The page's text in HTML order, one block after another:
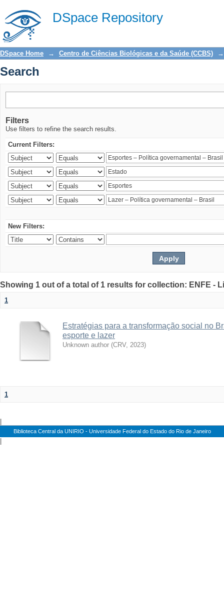
DSpace Repository
Search
DSpace Home → Centro de Ciências Biológicas e da Saúde (CCBS) →
Search
Filters
Use filters to refine the search results.
Current Filters:
New Filters:
Showing 1 out of a total of 1 results for collection: ENFE -
1
Estratégias para a transformação social no
esporte e lazer
Unknown author (CRV, 2023)
1
Biblioteca Central da UNIRIO - Universidade Federal do Estado do Rio de Janeiro